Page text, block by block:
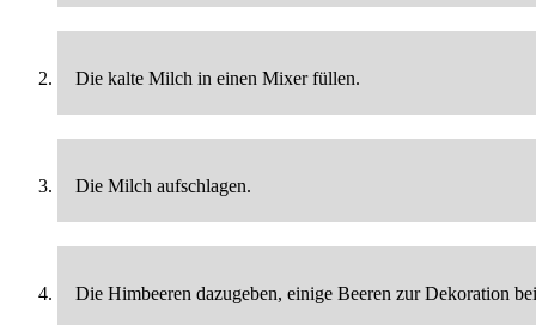
Die kalte Milch in einen Mixer füllen.
Die Milch aufschlagen.
Die Himbeeren dazugeben, einige Beeren zur Dekoration